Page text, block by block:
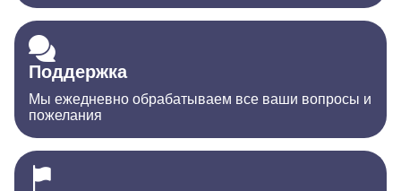
Поддержка
Мы ежедневно обрабатываем все ваши вопросы и
пожелания